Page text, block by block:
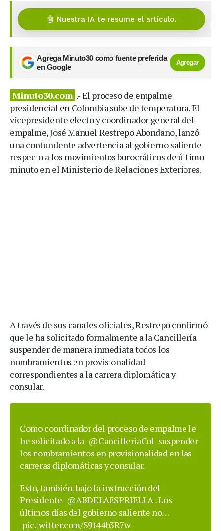
🤖 Nuestra IA te resume el artículo.
Agrega Minuto30 como fuente preferida
en Google
Agregar
Minuto30.com .- El proceso de empalme
presidencial en Colombia sube de temperatura. El
vicepresidente electo y coordinador general del
empalme, José Manuel Restrepo Abondano, lanzó
una contundente advertencia al gobierno saliente
respecto a los movimientos burocráticos de último
minuto en el Ministerio de Relaciones Exteriores.
A través de sus canales oficiales, Restrepo confirmó
que le ha solicitado formalmente a la Cancillería
suspender de manera inmediata todos los
nombramientos en provisionalidad
correspondientes a la carrera diplomática y
consular.
Como coordinador del proceso de empalme le
he solicitado a la @CancilleriaCol suspender
los nombramientos en provisionalidad en las
carreras diplomáticas y consular.
Esto, también, bajo la instrucción del
Presidente @ABDELAESPRIELLA . Los
últimos días del gobierno saliente no…
pic.twitter.com/S9t44b3R7w